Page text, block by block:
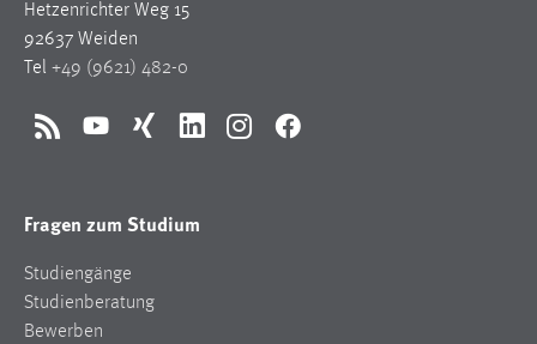
Hetzenrichter Weg 15
92637 Weiden
Tel +49 (9621) 482-0
RSS YouTubeXing LinkedInInstagramFacebook
Fragen zum Studium
Studiengänge
Studienberatung
Bewerben